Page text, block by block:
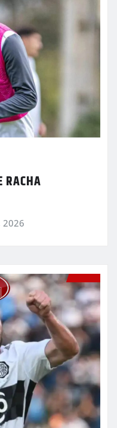
RACHA
2026